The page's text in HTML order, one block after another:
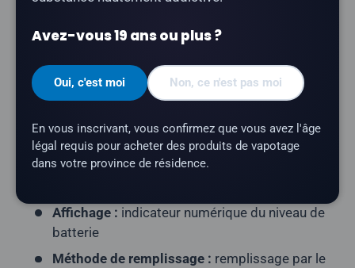
1 400 mAh
Contenance en e-liquide :10 ml
Type de bobine :
maillage lisse COREX intégré
Résistance de la résistance :0,6 Ω (fournie)
Activation :par effleurement (sans boutons)
Affichage : indicateur numérique du niveau de
batterie
Méthode de remplissage : remplissage par le
Avez-vous 19 ans ou plus ?
Oui, c'est moi Non, ce n'est pas moi
En vous inscrivant, vous confirmez que vous avez l'âge
légal requis pour acheter des produits de vapotage
dans votre province de résidence.